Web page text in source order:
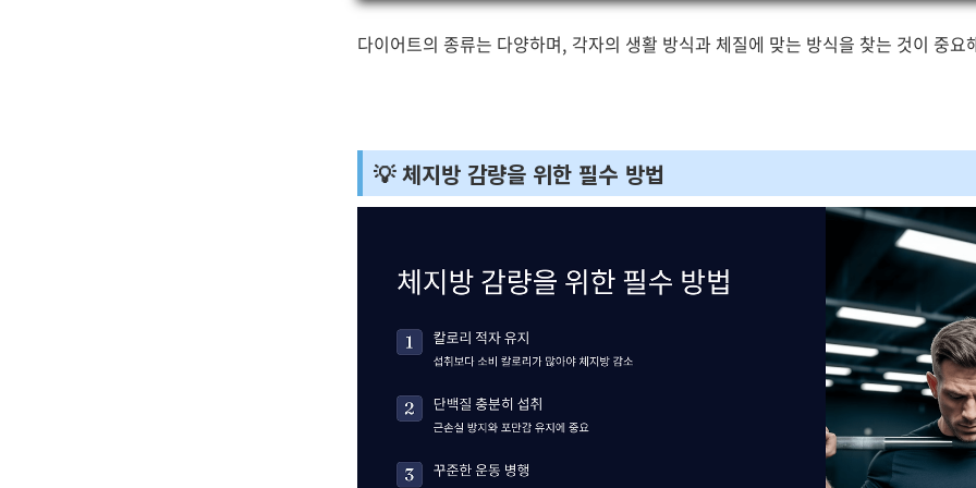
다이어트의 종류는 다양하며, 각자의 생활 방식과 체질에 맞는 방식을 찾는 것이 중요
💡 체지방 감량을 위한 필수 방법